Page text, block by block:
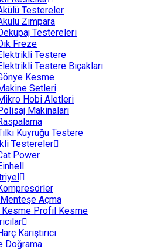
Testereler
Zımpara
Testereleri
Freze
Testere
Testere Bıçakları
Kesme
Setleri
Hobi Aletleri
Makinaları
Kuyruğu Testere
Testereler
Power
Açma
Kesme Profil Kesme
Karıştırıcı
Doğrama